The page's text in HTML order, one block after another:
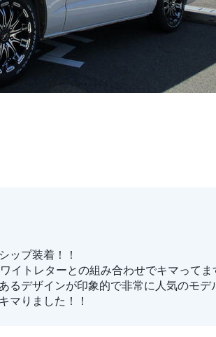
ップ装着！！
イトレターとの組み合わせでキマってま
るデザインが印象的で非常に人気のモデ
マりました！！